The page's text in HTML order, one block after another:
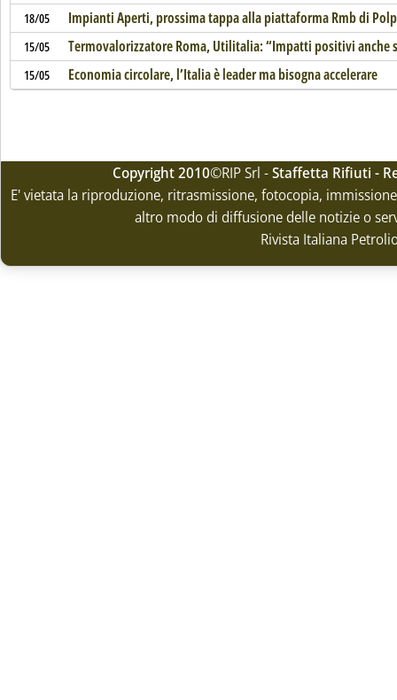
18/05 Impianti Aperti, prossima tappa alla piattaforma Rmb di
15/05 Termovalorizzatore Roma, Utilitalia: “Impatti positivi anche
15/05 Economia circolare, l’Italia è leader ma bisogna accelerare
Copyright 2010©RIP Srl -Staffetta Rifiuti -
E' vietata la riproduzione, ritrasmissione, fotocopia,
altro modo di diffusione delle notizie o
Rivista Italiana